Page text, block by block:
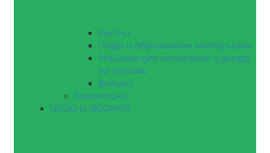
Кисти
Пады и абразивные материалы
Машины для нанесение и ухода
за полами
Валики
Герметики
УХОД И УБОРКА